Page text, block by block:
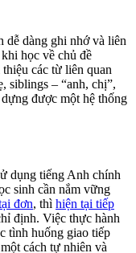
dễ dàng ghi nhớ và liên
học về chủ đề
các từ liên quan
siblings – “anh, chị”,
được một hệ thống
dụng tiếng Anh chính
sinh cần nắm vững
đơn, thì hiện tại tiếp
định. Việc thực hành
tình huống giao tiếp
cách tự nhiên và